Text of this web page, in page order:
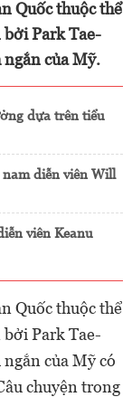
Quốc thuộc thể
bởi Park Tae-
của Mỹ.
dựa trên tiểu
diễn viên Will
viên Keanu
Quốc thuộc thể
Park Tae-
của Mỹ có
chuyện trong